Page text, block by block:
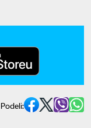
Podeli: